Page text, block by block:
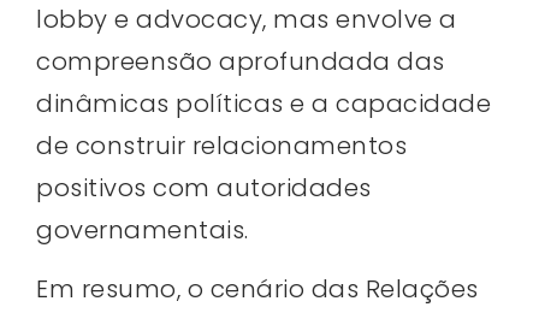
lobby e advocacy, mas envolve a
compreensão aprofundada das
dinâmicas políticas e a capacidade
de construir relacionamentos
positivos com autoridades
governamentais.
Em resumo, o cenário das Relações